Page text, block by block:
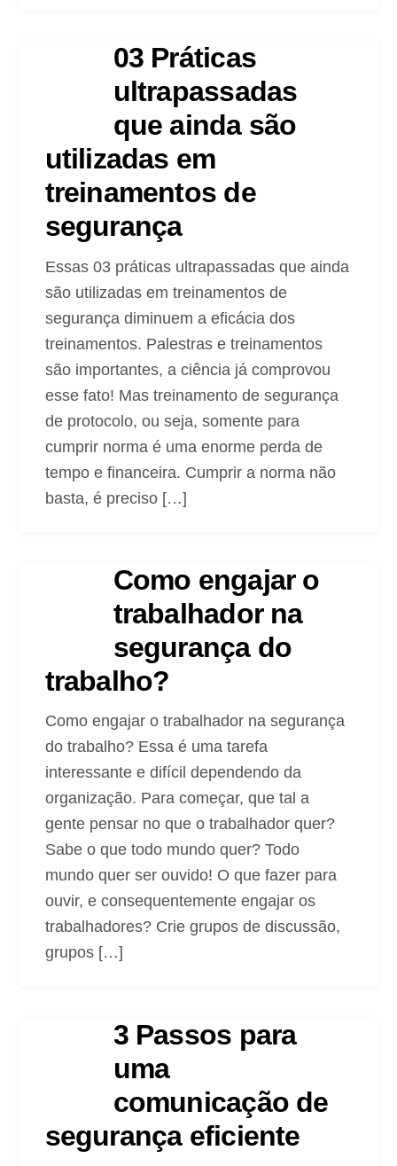
03 Práticas
ultrapassadas
que ainda são
utilizadas em
treinamentos de
segurança
Essas 03 práticas ultrapassadas que ainda
são utilizadas em treinamentos de
segurança diminuem a eficácia dos
treinamentos. Palestras e treinamentos
são importantes, a ciência já comprovou
esse fato! Mas treinamento de segurança
de protocolo, ou seja, somente para
cumprir norma é uma enorme perda de
tempo e financeira. Cumprir a norma não
basta, é preciso […]
Como engajar o
trabalhador na
segurança do
trabalho?
Como engajar o trabalhador na segurança
do trabalho? Essa é uma tarefa
interessante e difícil dependendo da
organização. Para começar, que tal a
gente pensar no que o trabalhador quer?
Sabe o que todo mundo quer? Todo
mundo quer ser ouvido! O que fazer para
ouvir, e consequentemente engajar os
trabalhadores? Crie grupos de discussão,
grupos […]
3 Passos para
uma
comunicação de
segurança eficiente